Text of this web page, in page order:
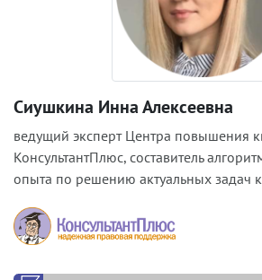
Сиушкина Инна Алексеевна
ведущий эксперт Центра повышения
КонсультантПлюс, составитель
опыта по решению актуальных задач